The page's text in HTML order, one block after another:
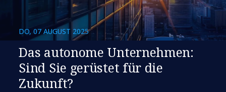
DO, 07 AUGUST 2025
​​Das autonome Unternehmen:
Sind Sie gerüstet für die
Zukunft?​